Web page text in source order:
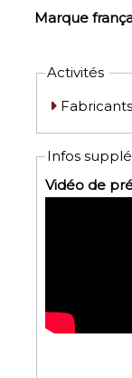
Marque
Activités
Infos
Vidéo de